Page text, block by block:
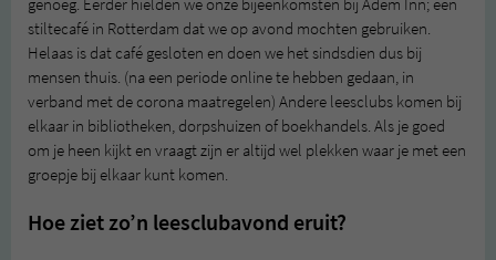
genoeg. Eerder hielden we onze bijeenkomsten bij Adem Inn; een
stiltecafé in Rotterdam dat we op avond mochten gebruiken.
Helaas is dat café gesloten en doen we het sindsdien dus bij
mensen thuis. (na een periode online te hebben gedaan, in
verband met de corona maatregelen) Andere leesclubs komen bij
elkaar in bibliotheken, dorpshuizen of boekhandels. Als je goed
om je heen kijkt en vraagt zijn er altijd wel plekken waar je met een
groepje bij elkaar kunt komen.
Hoe ziet zo’n leesclubavond eruit?